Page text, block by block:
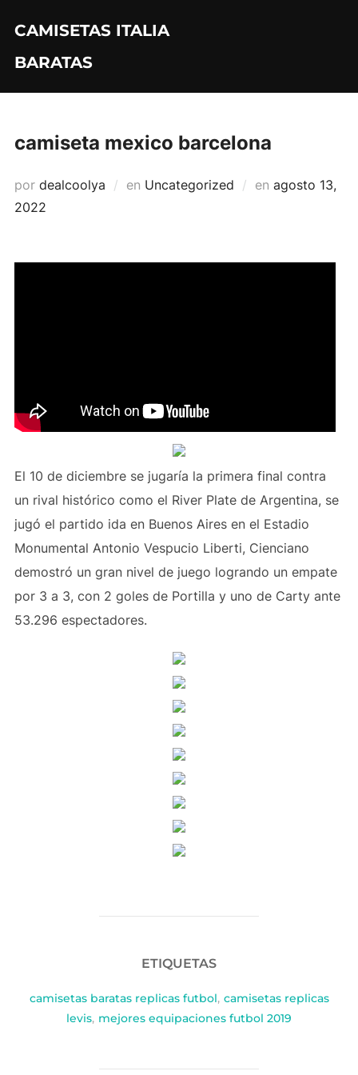
contenido
CAMISETAS ITALIA
BARATAS
camiseta mexico barcelona
por dealcoolya en Uncategorized en Publicado
agosto 13,
2022
El 10 de diciembre se jugaría la primera final contra
un rival histórico como el River Plate de Argentina, se
jugó el partido ida en Buenos Aires en el Estadio
Monumental Antonio Vespucio Liberti, Cienciano
demostró un gran nivel de juego logrando un empate
por 3 a 3, con 2 goles de Portilla y uno de Carty ante
53.296 espectadores.
ETIQUETAS
camisetas baratas replicas futbol, camisetas replicas
levis, mejores equipaciones futbol 2019